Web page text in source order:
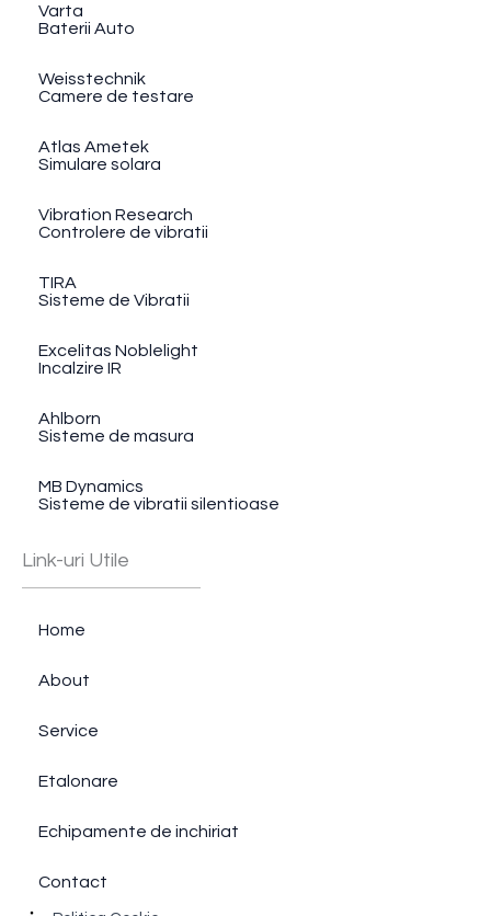
Varta
Baterii Auto
Weisstechnik
Camere de testare
Atlas Ametek
Simulare solara
Vibration Research
Controlere de vibratii
TIRA
Sisteme de Vibratii
Excelitas Noblelight
Incalzire IR
Ahlborn
Sisteme de masura
MB Dynamics
Sisteme de vibratii silentioase
Link-uri Utile
Home
About
Service
Etalonare
Echipamente de inchiriat
Contact